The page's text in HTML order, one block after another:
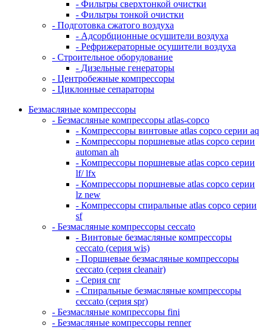
- Фильтры сверхтонкой очистки
- Фильтры тонкой очистки
- Подготовка сжатого воздуха
- Адсорбционные осушители воздуха
- Рефрижераторные осушители воздуха
- Строительное оборудование
- Дизельные генераторы
- Центробежные компрессоры
- Циклонные сепараторы
Безмасляные компрессоры
- Безмасляные компрессоры atlas-copco
- Компрессоры винтовые atlas copco серии aq
- Компрессоры поршневые atlas copco серии
automan ah
- Компрессоры поршневые atlas copco серии
lf/ lfx
- Компрессоры поршневые atlas copco серии
lz new
- Компрессоры спиральные atlas copco серии
sf
- Безмасляные компрессоры ceccato
- Винтовые безмасляные компрессоры
ceccato (серия wis)
- Поршневые безмасляные компрессоры
ceccato (серия cleanair)
- Серия cnr
- Спиральные безмасляные компрессоры
ceccato (серия spr)
- Безмасляные компрессоры fini
- Безмасляные компрессоры renner